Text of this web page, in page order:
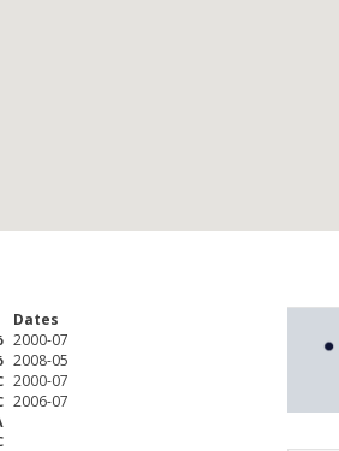
Dates
2000-07
2008-05
2000-07
2006-07